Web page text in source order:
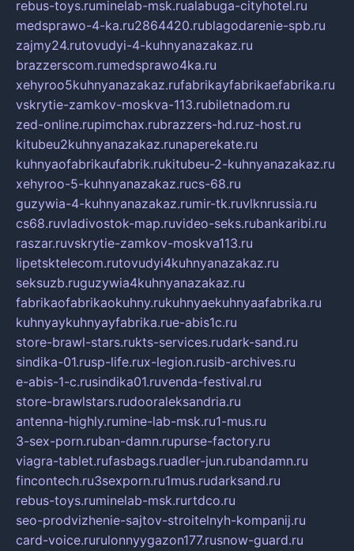
rebus-toys.ruminelab-msk.rualabuga-cityhotel.ru
medsprawo-4-ka.ru2864420.rublagodarenie-spb.ru
zajmy24.rutovudyi-4-kuhnyanazakaz.ru
brazzerscom.rumedsprawo4ka.ru
xehyroo5kuhnyanazakaz.rufabrikayfabrikaefabrika.ru
vskrytie-zamkov-moskva-113.rubiletnadom.ru
zed-online.rupimchax.rubrazzers-hd.ruz-host.ru
kitubeu2kuhnyanazakaz.runaperekate.ru
kuhnyaofabrikaufabrik.rukitubeu-2-kuhnyanazakaz.ru
xehyroo-5-kuhnyanazakaz.rucs-68.ru
guzywia-4-kuhnyanazakaz.rumir-tk.ruvlknrussia.ru
cs68.ruvladivostok-map.ruvideo-seks.rubankaribi.ru
raszar.ruvskrytie-zamkov-moskva113.ru
lipetsktelecom.rutovudyi4kuhnyanazakaz.ru
seksuzb.ruguzywia4kuhnyanazakaz.ru
fabrikaofabrikaokuhny.rukuhnyaekuhnyaafabrika.ru
kuhnyaykuhnyayfabrika.rue-abis1c.ru
store-brawl-stars.rukts-services.rudark-sand.ru
sindika-01.rusp-life.rux-legion.rusib-archives.ru
e-abis-1-c.rusindika01.ruvenda-festival.ru
store-brawlstars.rudooraleksandria.ru
antenna-highly.rumine-lab-msk.ru1-mus.ru
3-sex-porn.ruban-damn.rupurse-factory.ru
viagra-tablet.rufasbags.ruadler-jun.rubandamn.ru
fincontech.ru3sexporn.ru1mus.rudarksand.ru
rebus-toys.ruminelab-msk.rurtdco.ru
seo-prodvizhenie-sajtov-stroitelnyh-kompanij.ru
card-voice.rurulonnyygazon177.rusnow-guard.ru